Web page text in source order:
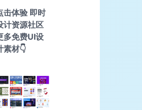
击体验 即时
计资源社区
多免费UI设
素材👇